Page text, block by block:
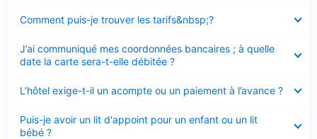
Comment puis-je trouver les tarifs&nbsp;?
fermé
J’ai communiqué mes coordonnées bancaires ; à quelle
date la carte sera-t-elle débitée ?
fermé
L’hôtel exige-t-il un acompte ou un paiement à l’avance ?
fermé
Puis-je avoir un lit d'appoint pour un enfant ou un lit
bébé ?
fermé